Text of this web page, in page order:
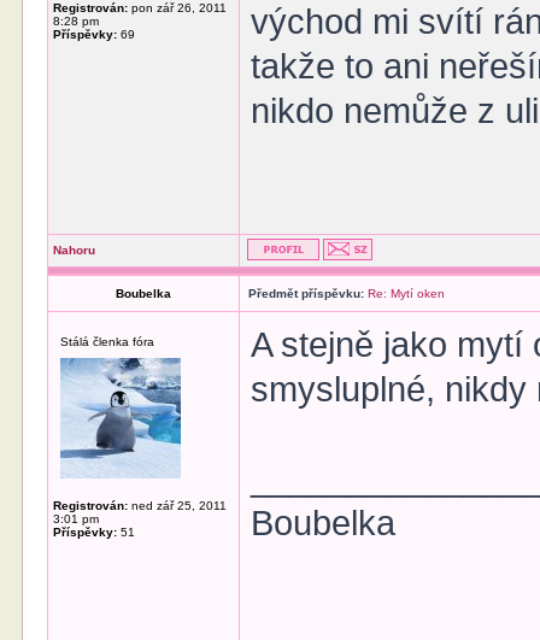
Registrován: pon zář 26, 2011
8:28 pm
Příspěvky: 69
východ mi svítí
takže to ani
nikdo nemůže z
Nahoru
Boubelka Předmět příspěvku: Re: Mytí oken
Stálá členka fóra
Registrován: ned zář 25, 2011
3:01 pm
Příspěvky: 51
A stejně jako mytí
smysluplné,
Boubelka